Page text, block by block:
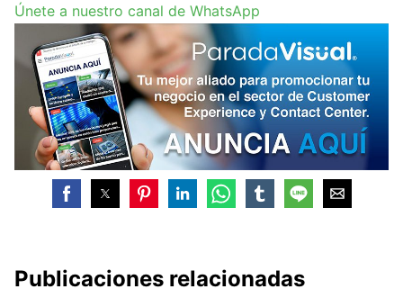
Únete a nuestro canal de WhatsApp
Publicaciones relacionadas